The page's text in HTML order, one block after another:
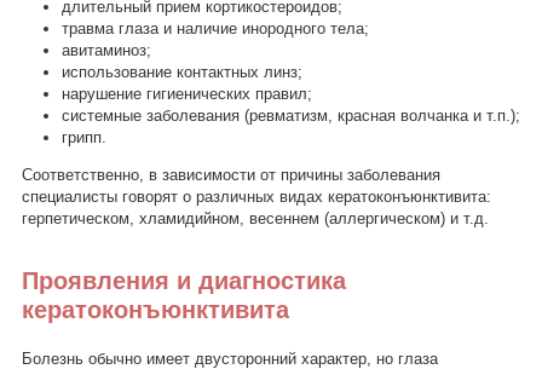
длительный прием кортикостероидов;
травма глаза и наличие инородного тела;
авитаминоз;
использование контактных линз;
нарушение гигиенических правил;
системные заболевания (ревматизм, красная волчанка и т.п.);
грипп.
Соответственно, в зависимости от причины заболевания
специалисты говорят о различных видах кератоконъюнктивита:
герпетическом, хламидийном, весеннем (аллергическом) и т.д.
Проявления и диагностика
кератоконъюнктивита
Болезнь обычно имеет двусторонний характер, но глаза